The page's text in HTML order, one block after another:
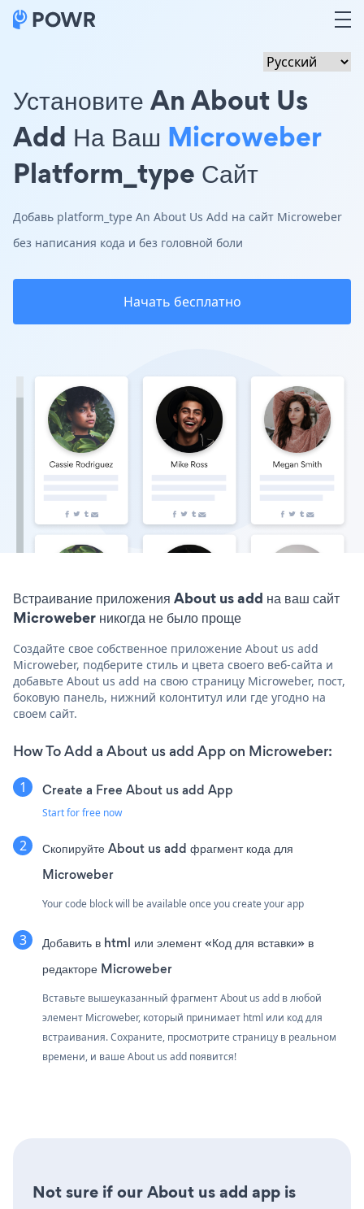
Установите An About Us
Add На Ваш Microweber
Platform_type Сайт
Добавь platform_type An About Us Add на сайт Microweber
без написания кода и без головной боли
Начать бесплатно
Встраивание приложения About us add на ваш сайт
Microweber никогда не было проще
Создайте свое собственное приложение About us add
Microweber, подберите стиль и цвета своего веб-сайта и
добавьте About us add на свою страницу Microweber, пост,
боковую панель, нижний колонтитул или где угодно на
своем сайт.
How To Add a About us add App on Microweber:
Create a Free About us add App
Start for free now
Скопируйте About us add фрагмент кода для
Microweber
Your code block will be available once you create your app
Добавить в html или элемент «Код для вставки» в
редакторе Microweber
Вставьте вышеуказанный фрагмент About us add в любой
элемент Microweber, который принимает html или код для
встраивания. Сохраните, просмотрите страницу в реальном
времени, и ваше About us add появится!
Not sure if our About us add app is